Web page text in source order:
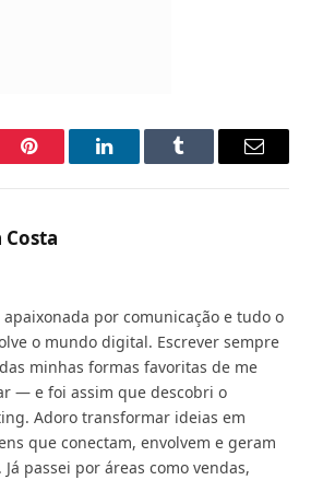
Pinterest LinkedInTumblr Email
Costa
apaixonada por comunicação e tudo o
o mundo digital. Escrever sempre
minhas formas favoritas de me
— e foi assim que descobri o
Adoro transformar ideias em
que conectam, envolvem e geram
Já passei por áreas como vendas,